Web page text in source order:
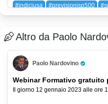
#indiciusa
#previsionisp500
SPX (SP 500)
Altro da Paolo
Paolo Nardovino
Pro Trader
Il giorno 12 gennaio 2023 alle ore